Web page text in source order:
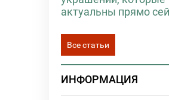
актуальны прямо
Все статьи
ИНФОРМАЦИЯ